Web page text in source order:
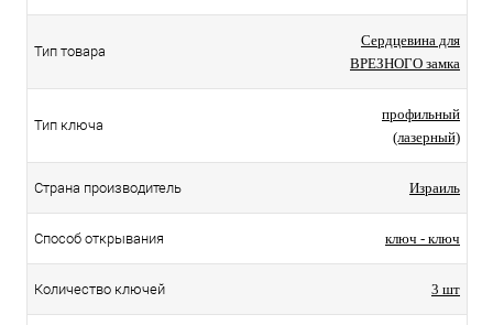
Тип товара
Сердцевина для
ВРЕЗНОГО замка
Тип ключа
профильный
(лазерный)
Страна производитель Израиль
Способ открывания ключ - ключ
Количество ключей 3 шт